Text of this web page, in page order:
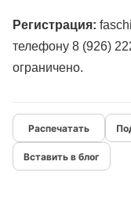
Регистрация:
телефону 8 (926)
ограничено.
Вставить в блог